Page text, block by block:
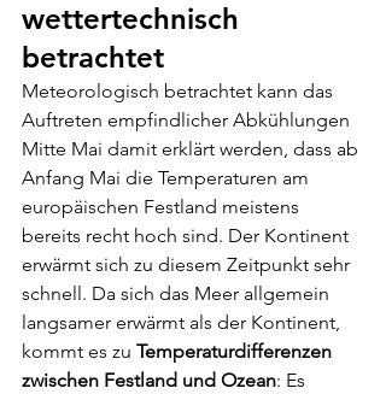
wettertechnisch
betrachtet
Meteorologisch betrachtet kann das
Auftreten empfindlicher Abkühlungen
Mitte Mai damit erklärt werden, dass ab
Anfang Mai die Temperaturen am
europäischen Festland meistens
bereits recht hoch sind. Der Kontinent
erwärmt sich zu diesem Zeitpunkt sehr
schnell. Da sich das Meer allgemein
langsamer erwärmt als der Kontinent,
kommt es zu Temperaturdifferenzen
zwischen Festland und Ozean: Es